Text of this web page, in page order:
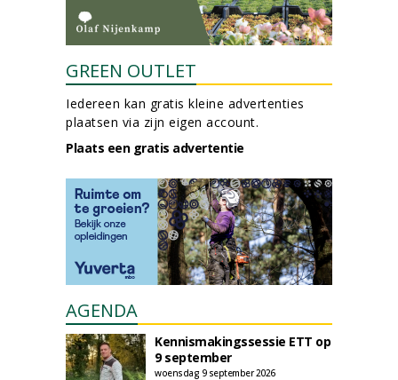
GREEN OUTLET
Iedereen kan gratis kleine advertenties
plaatsen via zijn eigen account.
Plaats een gratis advertentie
AGENDA
Kennismakingssessie ETT op
9 september
woensdag 9 september 2026